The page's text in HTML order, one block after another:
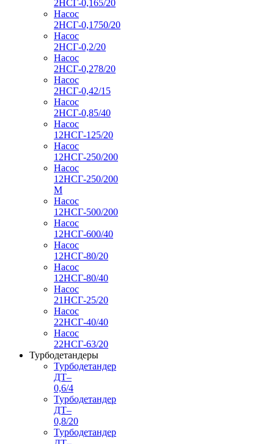
2НСГ-0,165/20
Насос
2НСГ-0,1750/20
Насос
2НСГ-0,2/20
Насос
2НСГ-0,278/20
Насос
2НСГ-0,42/15
Насос
2НСГ-0,85/40
Насос
12НСГ-125/20
Насос
12НСГ-250/200
Насос
12НСГ-250/200
М
Насос
12НСГ-500/200
Насос
12НСГ-600/40
Насос
12НСГ-80/20
Насос
12НСГ-80/40
Насос
21НСГ-25/20
Насос
22НСГ-40/40
Насос
22НСГ-63/20
Турбодетандеры
Турбодетандер
ДТ–
0,6/4
Турбодетандер
ДТ–
0,8/20
Турбодетандер